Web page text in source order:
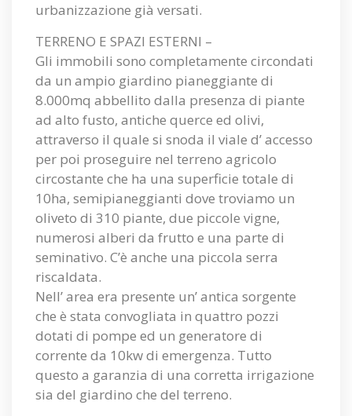
urbanizzazione già versati.
TERRENO E SPAZI ESTERNI –
Gli immobili sono completamente circondati
da un ampio giardino pianeggiante di
8.000mq abbellito dalla presenza di piante
ad alto fusto, antiche querce ed olivi,
attraverso il quale si snoda il viale d’ accesso
per poi proseguire nel terreno agricolo
circostante che ha una superficie totale di
10ha, semipianeggianti dove troviamo un
oliveto di 310 piante, due piccole vigne,
numerosi alberi da frutto e una parte di
seminativo. C’è anche una piccola serra
riscaldata.
Nell’ area era presente un’ antica sorgente
che è stata convogliata in quattro pozzi
dotati di pompe ed un generatore di
corrente da 10kw di emergenza. Tutto
questo a garanzia di una corretta irrigazione
sia del giardino che del terreno.